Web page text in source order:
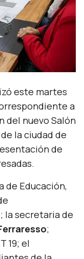
este martes
a
del nuevo Salón
la ciudad de
de
de Educación,
; la secretaria de
;
19; el